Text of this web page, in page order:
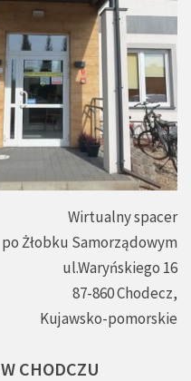
Wirtualny spacer
po Żłobku Samorządowym
ul.Waryńskiego 16
87-860 Chodecz,
Kujawsko-pomorskie
W CHODCZU